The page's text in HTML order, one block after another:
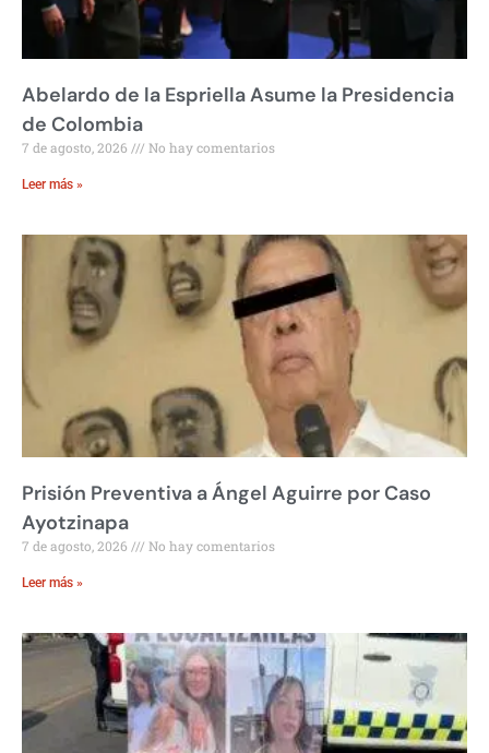
Abelardo de la Espriella Asume la Presidencia
de Colombia
7 de agosto, 2026 No hay comentarios
Leer más »
Prisión Preventiva a Ángel Aguirre por Caso
Ayotzinapa
7 de agosto, 2026 No hay comentarios
Leer más »